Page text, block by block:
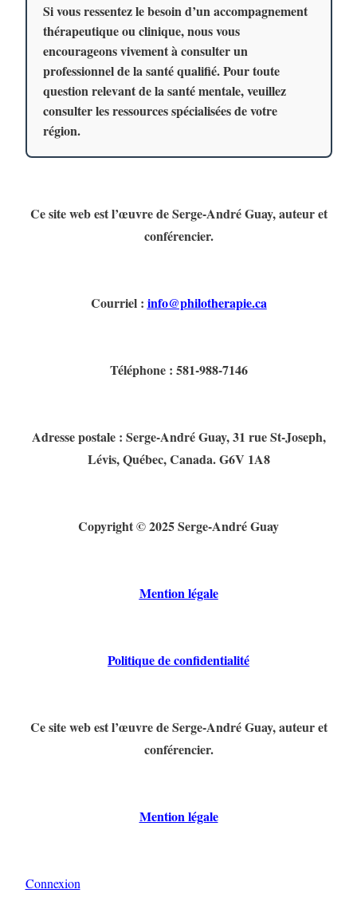
Si vous ressentez le besoin d’un accompagnement
thérapeutique ou clinique, nous vous
encourageons vivement à consulter un
professionnel de la santé qualifié. Pour toute
question relevant de la santé mentale, veuillez
consulter les ressources spécialisées de votre
région.
Ce site web est l’œuvre de Serge-André Guay, auteur et
conférencier.
Courriel : info@philotherapie.ca
Téléphone : 581-988-7146
Adresse postale : Serge-André Guay, 31 rue St-Joseph,
Lévis, Québec, Canada. G6V 1A8
Copyright © 2025 Serge-André Guay
Mention légale
Politique de confidentialité
Ce site web est l’œuvre de Serge-André Guay, auteur et
conférencier.
Mention légale
Connexion